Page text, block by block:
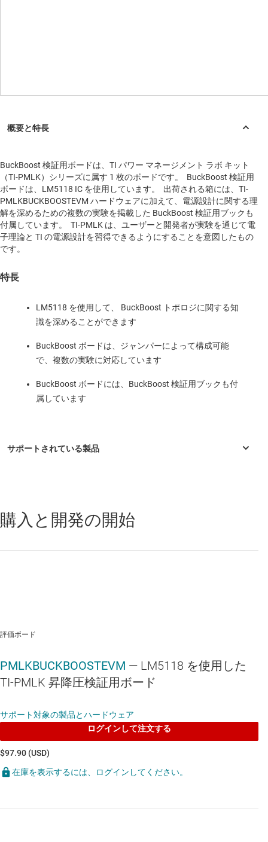
BuckBoost 検証用ボードは、TI パワー マネージメント ラボ キット
（TI-PMLK）シリーズに属す 1 枚のボードです。 BuckBoost 検証用
ボードは、LM5118 IC を使用しています。 出荷される箱には、TI-
PMLKBUCKBOOSTEVM ハードウェアに加えて、電源設計に関する理
解を深めるための複数の実験を掲載した BuckBoost 検証用ブックも
付属しています。 TI-PMLK は、ユーザーと開発者が実験を通じて電
子理論と TI の電源設計を習得できるようにすることを意図したもの
です。
特長
LM5118 を使用して、 BuckBoost トポロジに関する知
識を深めることができます
BuckBoost ボードは、ジャンパーによって構成可能
で、複数の実験に対応しています
BuckBoost ボードには、BuckBoost 検証用ブックも付
属しています
LM5118 — 3 ～ 75V の広範囲 Vin、電流モードの非同期 昇降圧コン
トローラ
購入と開発の開始
評価ボード
PMLKBUCKBOOSTEVM — LM5118 を使用した
TI-PMLK 昇降圧検証用ボード
サポート対象の製品とハードウェア
ログインして注文する
$97.90 (USD)
在庫を表示するには、ログインしてください。